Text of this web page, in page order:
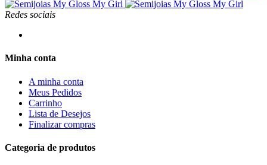
Redes sociais
Minha conta
A minha conta
Meus Pedidos
Carrinho
Lista de Desejos
Finalizar compras
Categoria de produtos